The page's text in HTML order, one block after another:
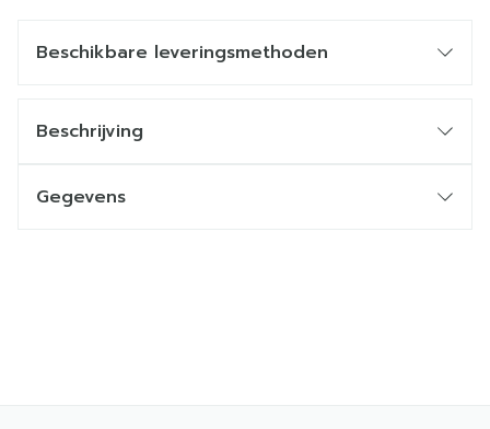
Beschikbare leveringsmethoden
Beschrijving
Gegevens